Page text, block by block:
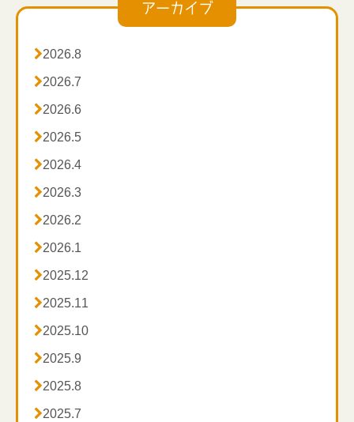
由来どおり、「四白」は、眼精疲労をはじめ、目の充
血・かゆみ、視力回復などに効果があります。
また、頭痛・めまいなどにも効き、さらに顔の血流を
顔のむくみ、しみ、しわ、くすみ、目のクマを解消
し、透明感のある美肌や小顔効果など美容効果も期待
「美人のツボ」とも言われているように女性にとって
も嬉しいツボなのです。
て気持ち良い強さで押し、
クルクルと円を描くようにマッサージしてみましょ
このとき、顔をやや上向きにするとツボをとらえやす
いのでオススメです。
左右のツボを両手で同時に押してもOK。
アーカイブ
2026.8
2026.7
2026.6
2026.5
2026.4
2026.3
2026.2
2026.1
2025.12
2025.11
2025.10
2025.9
2025.8
2025.7